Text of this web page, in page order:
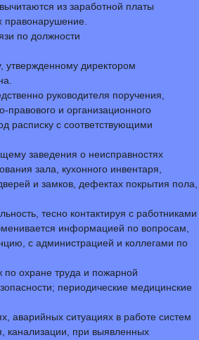
из заработной платы
правонарушение.
по должности
утвержденному директором
руководителя поручения,
и организационного
расписку с соответствующими
заведения о неисправностях
зала, кухонного инвентаря,
и замков, дефектах покрытия пола,
тесно контактируя с работниками
информацией по вопросам,
с администрацией и коллегами по
по охране труда и пожарной
периодические медицинские
аварийных ситуациях в работе систем
канализации, при выявленных